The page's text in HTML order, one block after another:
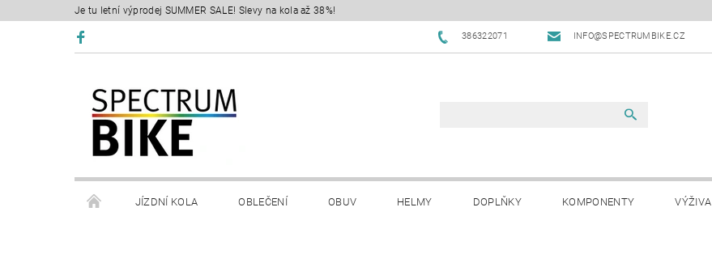
Je tu letní výprodej SUMMER SALE! Slevy na kola až 38%!
386322071 INFO@SPECTRUMBIKE.CZ
JÍZDNÍ KOLA OBLEČENÍ OBUV HELMY DOPLŇKY KOMPONENTY VÝŽIVA